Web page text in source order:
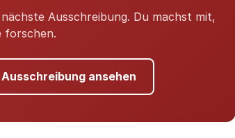
Ausschreibung. Du machst mit,
forschen.
ansehen